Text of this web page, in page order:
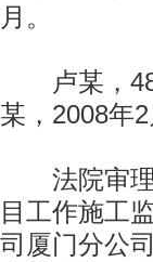
月。
卢某，48
某，2008年
法院审理
目工作施工
司厦门分公